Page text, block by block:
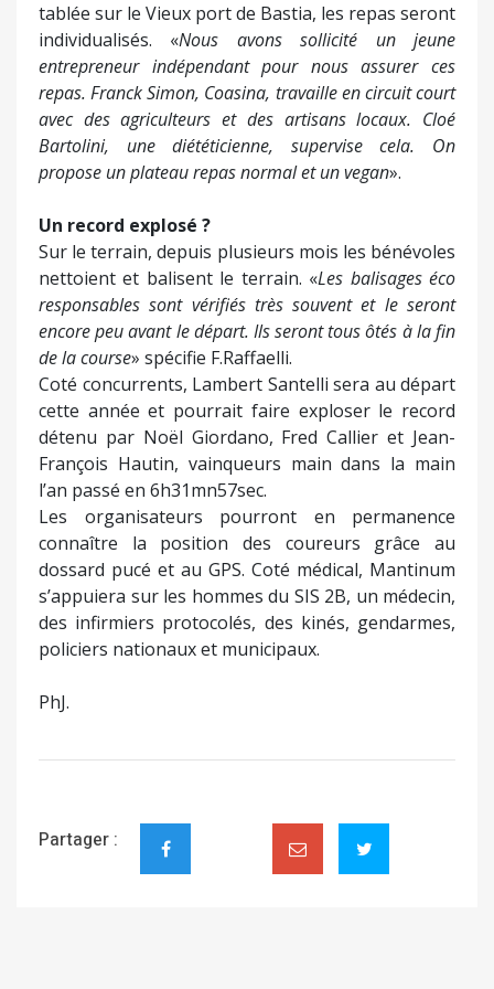
tablée sur le Vieux port de Bastia, les repas seront
individualisés. «Nous avons sollicité un jeune
entrepreneur indépendant pour nous assurer ces
repas. Franck Simon, Coasina, travaille en circuit court
avec des agriculteurs et des artisans locaux. Cloé
Bartolini, une diététicienne, supervise cela. On
propose un plateau repas normal et un vegan».
Un record explosé ?
Sur le terrain, depuis plusieurs mois les bénévoles
nettoient et balisent le terrain. «Les balisages éco
responsables sont vérifiés très souvent et le seront
encore peu avant le départ. Ils seront tous ôtés à la fin
de la course» spécifie F.Raffaelli.
Coté concurrents, Lambert Santelli sera au départ
cette année et pourrait faire exploser le record
détenu par Noël Giordano, Fred Callier et Jean-
François Hautin, vainqueurs main dans la main
l’an passé en 6h31mn57sec.
Les organisateurs pourront en permanence
connaître la position des coureurs grâce au
dossard pucé et au GPS. Coté médical, Mantinum
s’appuiera sur les hommes du SIS 2B, un médecin,
des infirmiers protocolés, des kinés, gendarmes,
policiers nationaux et municipaux.
PhJ.
Partager :